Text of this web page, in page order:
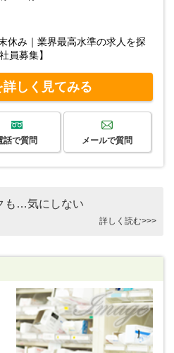
休み｜業界最高水準の求人を探
員募集】
しく見てみる
話で質問 メールで質問
も…気にしない
詳しく読む>>>